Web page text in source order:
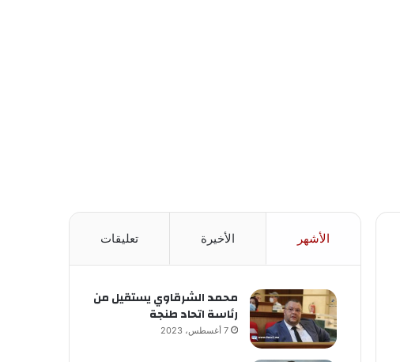
الأشهر الأخيرة تعليقات
محمد الشرقاوي يستقيل من
رئاسة اتحاد طنجة
7 أغسطس، 2023